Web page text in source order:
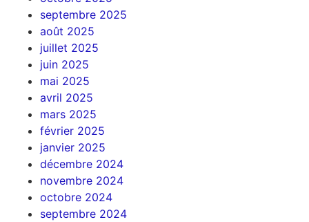
septembre 2025
août 2025
juillet 2025
juin 2025
mai 2025
avril 2025
mars 2025
février 2025
janvier 2025
décembre 2024
novembre 2024
octobre 2024
septembre 2024